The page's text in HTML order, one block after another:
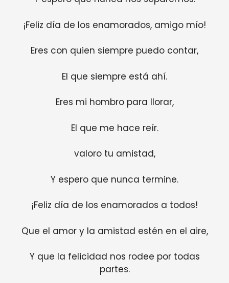
¡Feliz día de los enamorados, amigo mío!
Eres con quien siempre puedo contar,
El que siempre está ahí.
Eres mi hombro para llorar,
El que me hace reír.
valoro tu amistad,
Y espero que nunca termine.
¡Feliz día de los enamorados a todos!
Que el amor y la amistad estén en el aire,
Y que la felicidad nos rodee por todas
partes.